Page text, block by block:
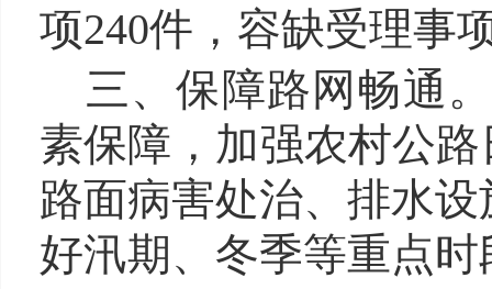
项240件，容缺受理事
三、保障路网畅通
素保障，加强农村公
路面病害处治、排水
好汛期、冬季等重点